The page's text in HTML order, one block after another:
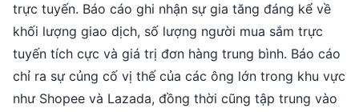
trực tuyến. Báo cáo ghi nhận sự gia tăng đáng kể về
khối lượng giao dịch, số lượng người mua sắm trực
tuyến tích cực và giá trị đơn hàng trung bình. Báo cáo
chỉ ra sự củng cố vị thế của các ông lớn trong khu vực
như Shopee và Lazada, đồng thời cũng tập trung vào